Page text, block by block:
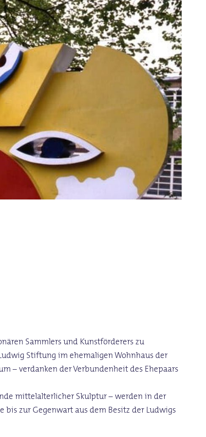
Sammlers und Kunstförderers zu
Stiftung im ehemaligen Wohnhaus der
– verdanken der Verbundenheit des Ehepaars
mittelalterlicher Skulptur – werden in der
zur Gegenwart aus dem Besitz der Ludwigs